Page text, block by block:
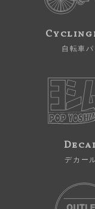
自転車パ
デカー